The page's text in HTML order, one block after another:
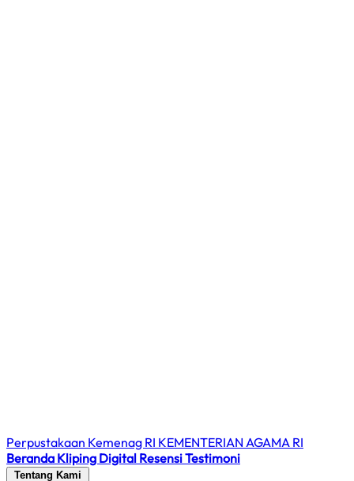
Perpustakaan Kemenag RI KEMENTERIAN AGAMA RI
Beranda Kliping Digital ResensiTestimoni
Tentang Kami